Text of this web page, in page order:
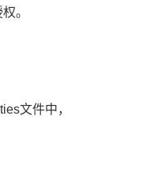
。
文件中，